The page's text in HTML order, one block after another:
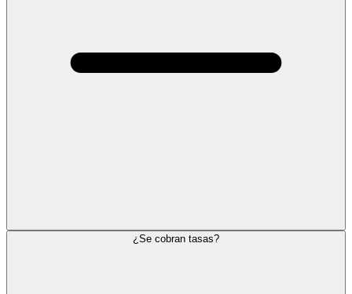
¿Se cobran tasas?